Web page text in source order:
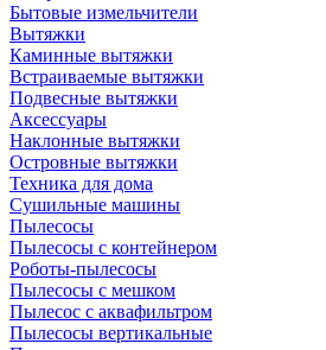
Бытовые измельчители
Вытяжки
Каминные вытяжки
Встраиваемые вытяжки
Подвесные вытяжки
Аксессуары
Наклонные вытяжки
Островные вытяжки
Техника для дома
Сушильные машины
Пылесосы
Пылесосы с контейнером
Роботы-пылесосы
Пылесосы с мешком
Пылесос с аквафильтром
Пылесосы вертикальные